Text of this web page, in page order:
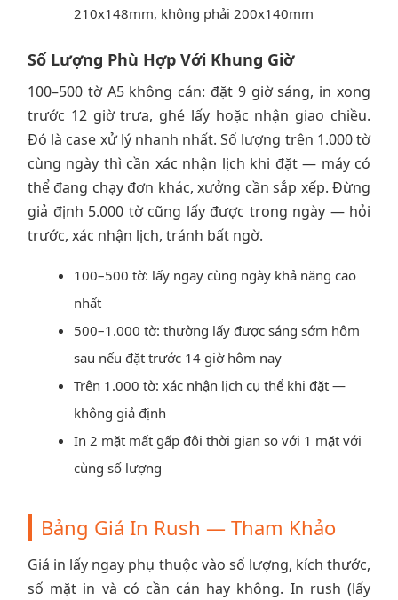
210x148mm, không phải 200x140mm
Số Lượng Phù Hợp Với Khung Giờ
100–500 tờ A5 không cán: đặt 9 giờ sáng, in xong
trước 12 giờ trưa, ghé lấy hoặc nhận giao chiều.
Đó là case xử lý nhanh nhất. Số lượng trên 1.000 tờ
cùng ngày thì cần xác nhận lịch khi đặt — máy có
thể đang chạy đơn khác, xưởng cần sắp xếp. Đừng
giả định 5.000 tờ cũng lấy được trong ngày — hỏi
trước, xác nhận lịch, tránh bất ngờ.
100–500 tờ: lấy ngay cùng ngày khả năng cao
nhất
500–1.000 tờ: thường lấy được sáng sớm hôm
sau nếu đặt trước 14 giờ hôm nay
Trên 1.000 tờ: xác nhận lịch cụ thể khi đặt —
không giả định
In 2 mặt mất gấp đôi thời gian so với 1 mặt với
cùng số lượng
Bảng Giá In Rush — Tham Khảo
Giá in lấy ngay phụ thuộc vào số lượng, kích thước,
số mặt in và có cần cán hay không. In rush (lấy